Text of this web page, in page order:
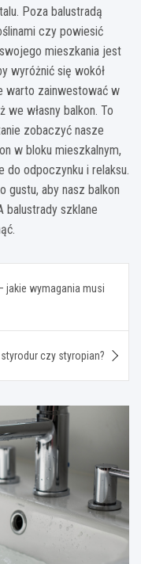
Poza balustradą
czy powiesić
mieszkania jest
wyróżnić się wokół
warto zainwestować w
własny balkon. To
zobaczyć nasze
w bloku mieszkalnym,
do odpoczynku i relaksu.
gustu, aby nasz balkon
balustrady szklane
jakie wymagania musi
czy styropian?